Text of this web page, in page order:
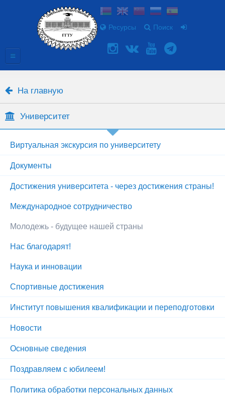
Ресурсы Поиск
На главную
Университет
Виртуальная экскурсия по университету
Документы
Достижения университета - через достижения страны!
Международное сотрудничество
Молодежь - будущее нашей страны
Нас благодарят!
Наука и инновации
Спортивные достижения
Институт повышения квалификации и переподготовки
Новости
Основные сведения
Поздравляем с юбилеем!
Политика обработки персональных данных